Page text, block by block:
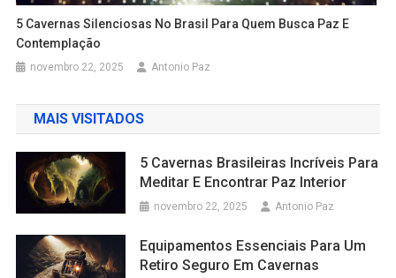
5 Cavernas Silenciosas No Brasil Para Quem Busca Paz E
Contemplação
novembro 22, 2025 Antonio Paz
MAIS VISITADOS
5 Cavernas Brasileiras Incríveis Para
Meditar E Encontrar Paz Interior
novembro 22, 2025 Antonio Paz
Equipamentos Essenciais Para Um
Retiro Seguro Em Cavernas